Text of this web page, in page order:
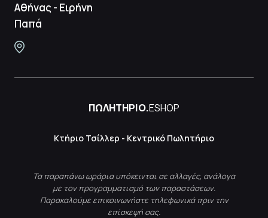
Αθήνας - Ειρήνη
Παπά
ΠΩΛΗΤΗΡΙΟ.ESHOP
Κτήριο Τσίλλερ - Κεντρικό Πωλητήριο
Τα παραπάνω ωράρια υπόκεινται σε αλλαγές, ανάλογα
με τον προγραμματισμό των παραστάσεων.
Παρακαλούμε επικοινωνήστε τηλεφωνικά πριν την
επίσκεψή σας.